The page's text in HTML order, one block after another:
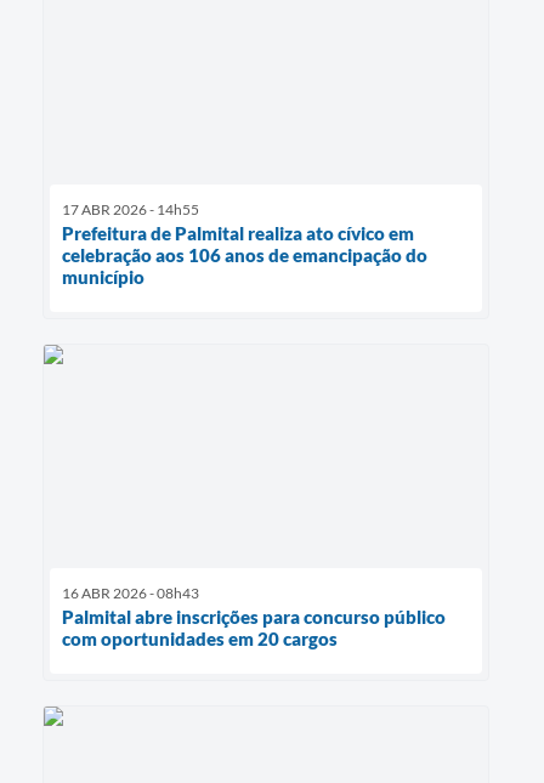
17 ABR 2026 - 14h55
Prefeitura de Palmital realiza ato cívico em
celebração aos 106 anos de emancipação do
município
16 ABR 2026 - 08h43
Palmital abre inscrições para concurso público
com oportunidades em 20 cargos